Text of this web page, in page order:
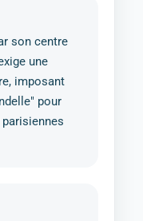
son centre
une
imposant
pour